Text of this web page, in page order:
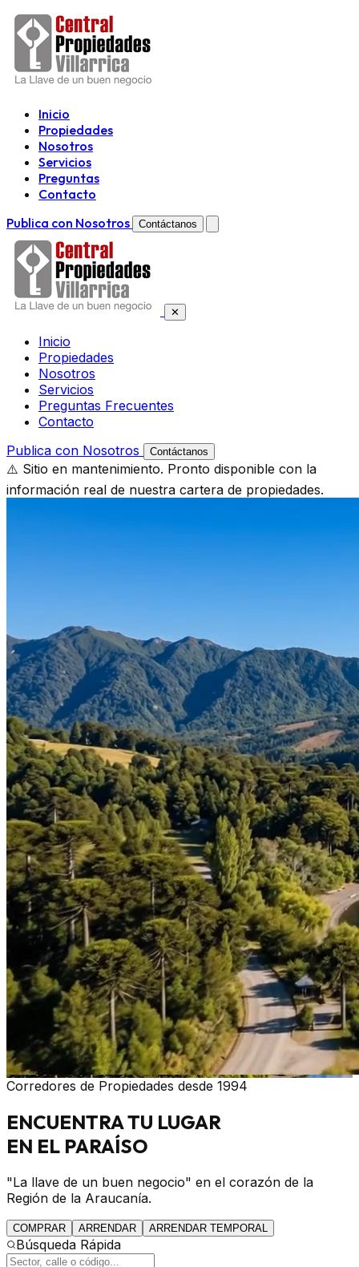
Inicio
Propiedades
Nosotros
Servicios
Preguntas
Contacto
Publica con Nosotros
Contáctanos
✕
Inicio
Propiedades
Nosotros
Servicios
Preguntas Frecuentes
Contacto
Publica con Nosotros
Contáctanos
⚠️ Sitio en mantenimiento. Pronto disponible con la
información real de nuestra cartera de propiedades.
Corredores de Propiedades desde 1994
ENCUENTRATU LUGAR
EN EL PARAÍSO
"La llave de un buen negocio" en el corazón de la
Región de la Araucanía.
COMPRAR ARRENDAR ARRENDAR TEMPORAL
Búsqueda Rápida